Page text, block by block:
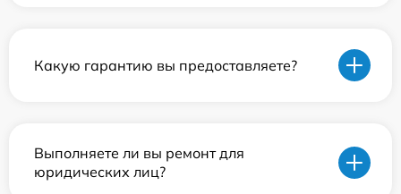
Какую гарантию вы предоставляете?
Выполняете ли вы ремонт для
юридических лиц?